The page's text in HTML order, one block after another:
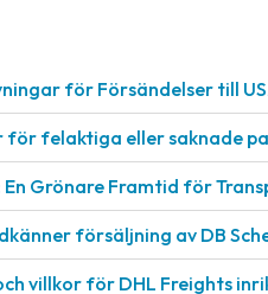
för Försändelser till
för felaktiga eller saknade
En Grönare Framtid för
försäljning av DB
villkor för DHL Freights